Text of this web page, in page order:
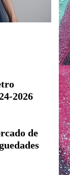
2026
de